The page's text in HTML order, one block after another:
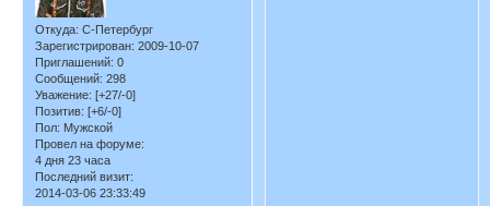
Откуда: С-Петербург
Зарегистрирован: 2009-10-07
Приглашений: 0
Сообщений: 298
Уважение: [+27/-0]
Позитив: [+6/-0]
Пол: Мужской
Провел на форуме:
4 дня 23 часа
Последний визит:
2014-03-06 23:33:49